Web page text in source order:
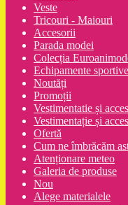
Veste
Tricouri - Maiouri
Accesorii
Parada modei
Colecția
Echipamente
Noutăți
Promoții
Vestimentatie și
Vestimentație și
Ofertă
Cum ne îmbrăcăm
Atenționare meteo
Galeria de produse
Nou
Alege materialele